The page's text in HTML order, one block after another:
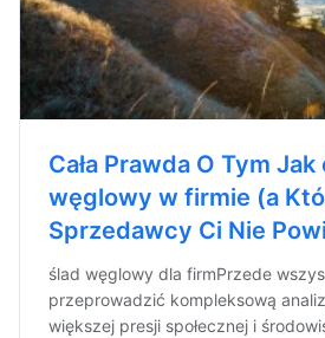
Cała Prawda O Tym
węglowy w firmie (a
Sprzedawcy Ci Nie
ślad węglowy dla firmPrzede
przeprowadzić kompleksową
większej presji społecznej i